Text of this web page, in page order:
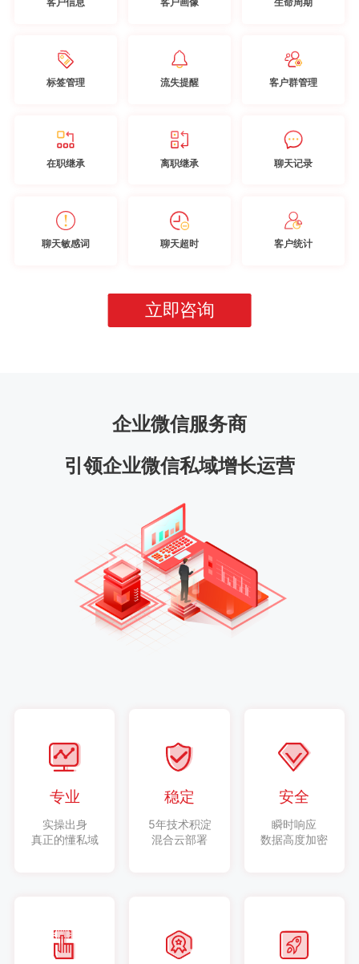
标签管理 流失提醒 客户群管理
在职继承 离职继承 聊天记录
聊天敏感词 聊天超时 客户统计
立即咨询
企业微信服务商
引领企业微信私域增长运营
专业
实操出身
真正的懂私域
稳定
5年技术积淀
混合云部署
安全
瞬时响应
数据高度加密